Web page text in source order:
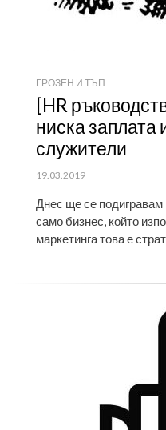
ГРОЗЕН И ТЪП
[HR
ниска заплата
служители
ПУБЛИКУВАНО
19.03.2019
Днес ще се подигравам
само бизнес, който
маркетинга това е